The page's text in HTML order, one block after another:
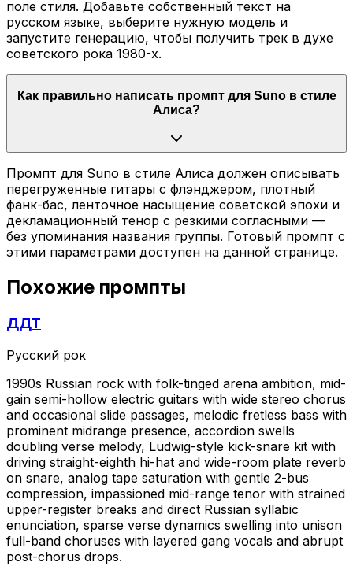
поле стиля. Добавьте собственный текст на
русском языке, выберите нужную модель и
запустите генерацию, чтобы получить трек в духе
советского рока 1980-х.
Как правильно написать промпт для Suno в стиле
Алиса?
Промпт для Suno в стиле Алиса должен описывать
перегруженные гитары с флэнджером, плотный
фанк-бас, ленточное насыщение советской эпохи и
декламационный тенор с резкими согласными —
без упоминания названия группы. Готовый промпт с
этими параметрами доступен на данной странице.
Похожие промпты
ДДТ
Русский рок
1990s Russian rock with folk-tinged arena ambition, mid-
gain semi-hollow electric guitars with wide stereo chorus
and occasional slide passages, melodic fretless bass with
prominent midrange presence, accordion swells
doubling verse melody, Ludwig-style kick-snare kit with
driving straight-eighth hi-hat and wide-room plate reverb
on snare, analog tape saturation with gentle 2-bus
compression, impassioned mid-range tenor with strained
upper-register breaks and direct Russian syllabic
enunciation, sparse verse dynamics swelling into unison
full-band choruses with layered gang vocals and abrupt
post-chorus drops.